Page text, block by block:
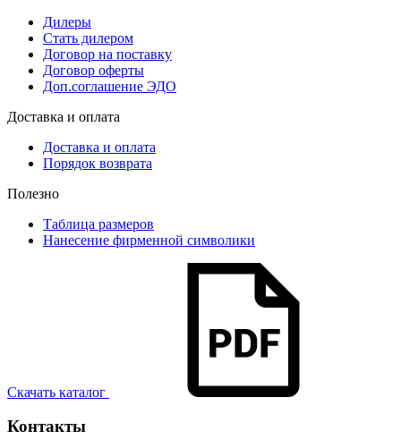
Дилеры
Стать дилером
Договор на поставку
Договор оферты
Доп.соглашение ЭДО
Доставка и оплата
Доставка и оплата
Порядок возврата
Полезно
Таблица размеров
Нанесение фирменной символики
Скачать каталог
Контакты